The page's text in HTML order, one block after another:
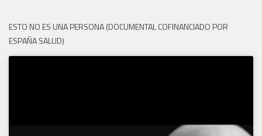
ESTO NO ES UNA PERSONA (DOCUMENTAL COFINANCIADO POR
ESPAÑA SALUD)